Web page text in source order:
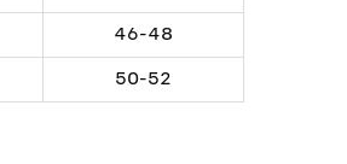
46-48
50-52